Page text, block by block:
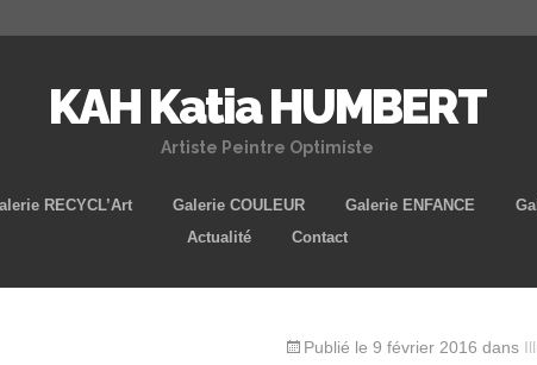
KAH Katia HUMBERT
Artiste Peintre Optimiste
Aller
RECYCL’Art Galerie COULEUR Galerie ENFANCE
Actualité
Contact
Publié le 9 février 2016 dans